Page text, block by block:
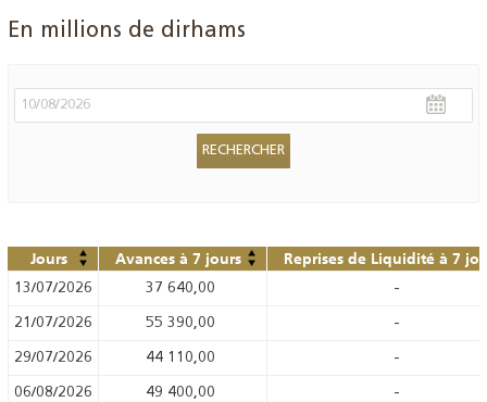
En millions de dirhams
Jours Avances à 7 jours Reprises de Liquidité à 7
13/07/2026 37 640,00 -
21/07/2026 55 390,00 -
29/07/2026 44 110,00 -
06/08/2026 49 400,00 -